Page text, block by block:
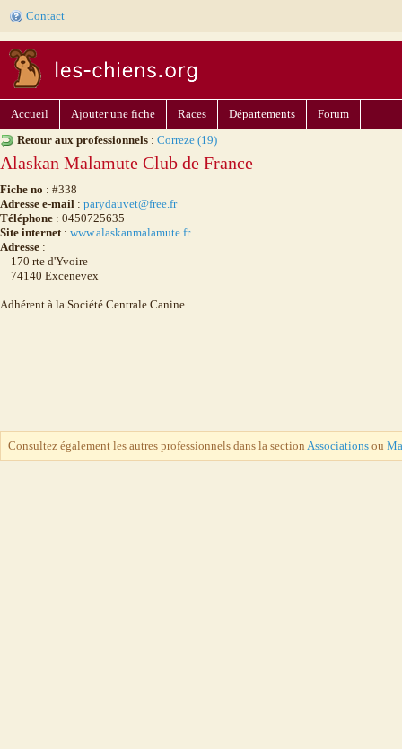
Contact
Accueil Ajouter une fiche Races Départements
Forum
Retour aux professionnels : Correze (19)
Alaskan Malamute Club de France
Fiche no : #338
Adresse e-mail : parydauvet@free.fr
Téléphone : 0450725635
Site internet: www.alaskanmalamute.fr
Adresse :
170 rte d'Yvoire
74140 Excenevex
Adhérent à la Société Centrale Canine
Consultez également les autres professionnels dans la section Associations ou